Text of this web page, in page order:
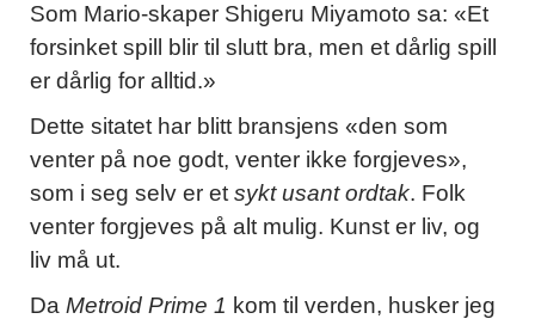
Som Mario-skaper Shigeru Miyamoto sa: «Et
forsinket spill blir til slutt bra, men et dårlig spill
er dårlig for alltid.»
Dette sitatet har blitt bransjens «den som
venter på noe godt, venter ikke forgjeves»,
som i seg selv er etsykt usant ordtak. Folk
venter forgjeves på alt mulig. Kunst er liv, og
liv må ut.
Da Metroid Prime 1 kom til verden, husker jeg